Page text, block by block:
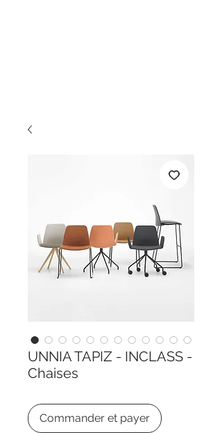
UNNIA TAPIZ - INCLASS -
Chaises
Commander et payer